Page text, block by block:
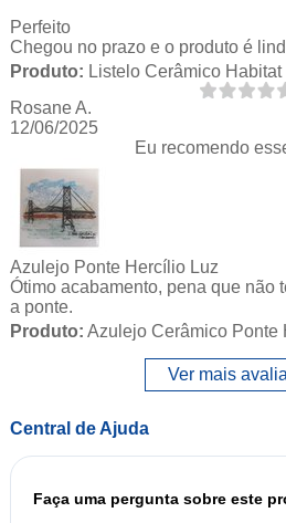
Perfeito
Chegou no prazo e o produto é
Produto: Listelo Cerâmico
Rosane A.
12/06/2025
Eu recomendo
Azulejo Ponte Hercílio Luz
Ótimo acabamento, pena que não
a ponte.
Produto: Azulejo Cerâmico Ponte
Ver mais
Central de Ajuda
Faça uma pergunta sobre este